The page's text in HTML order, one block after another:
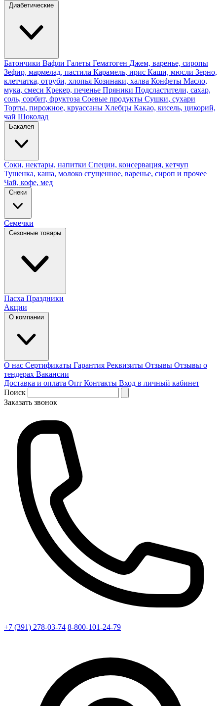
Диабетические
Батончики Вафли Галеты Гематоген Джем, варенье, сиропы
Зефир, мармелад, пастила Карамель, ирис Каши, мюсли Зерно,
клетчатка, отруби, хлопья Козинаки, халва Конфеты Масло,
мука, смеси Крекер, печенье Пряники Подсластители, сахар,
соль, сорбит, фруктоза Соевые продукты Сушки, сухари
Торты, пирожное, круассаны Хлебцы Какао, кисель, цикорий,
чай Шоколад
Бакалея
Соки, нектары, напитки Специи, консервация, кетчуп
Тушенка, каша, молоко сгущенное, варенье, сироп и прочее
Чай, кофе, мед
Снеки
Семечки
Сезонные товары
Пасха Праздники
Акции
О компании
О нас Сертификаты Гарантия Реквизиты Отзывы Отзывы о
тендерах Вакансии
Доставка и оплата Опт Контакты Вход в личный кабинет
Поиск
Заказать звонок
+7 (391) 278-03-74 8-800-101-24-79